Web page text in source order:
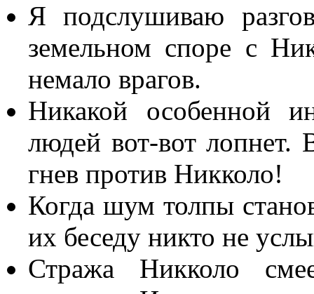
Я подслушиваю
земельном споре с
немало врагов.
Никакой особенной
людей вот-вот лопнет.
гнев против Никколо!
Когда шум толпы
их беседу никто не
Стража Никколо